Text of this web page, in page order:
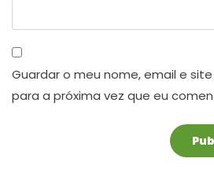
Guardar o meu nome, email e
para a próxima vez que eu